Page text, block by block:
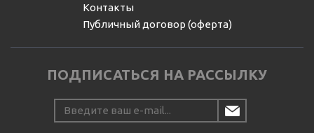
Контакты
Публичный договор (оферта)
ПОДПИСАТЬСЯ НА РАССЫЛКУ